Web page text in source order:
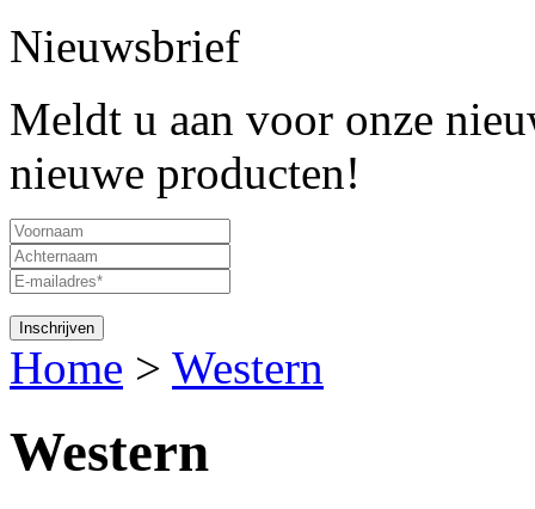
Nieuwsbrief
Meldt u aan voor onze
nieuwe producten!
Home > Western
Western